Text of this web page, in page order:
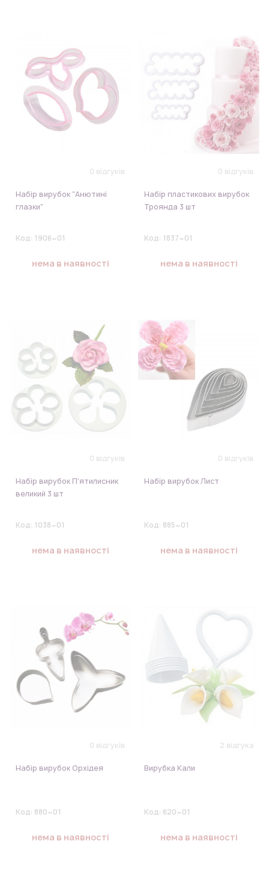
0 відгуків
Набір вирубок "Анютині
глазки"
Код: 1906~01
нема в наявності
0 відгуків
Набір пластикових вирубок
Троянда 3 шт
Код: 1837~01
нема в наявності
0 відгуків
Набір вирубок П'ятилисник
великий 3 шт
Код: 1038~01
нема в наявності
0 відгуків
Набір вирубок Лист
Код: 885~01
нема в наявності
0 відгуків
Набір вирубок Орхідея
Код: 880~01
нема в наявності
2 відгука
Вирубка Кали
Код: 620~01
нема в наявності